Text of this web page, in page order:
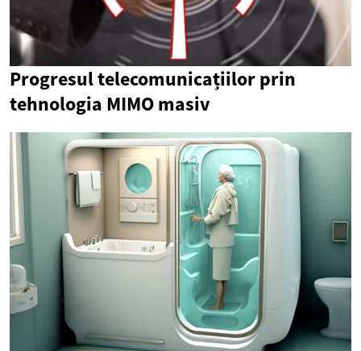
Progresul telecomunicațiilor prin
tehnologia MIMO masiv